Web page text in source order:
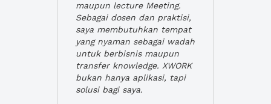
maupun lecture Meeting.
Sebagai dosen dan praktisi,
saya membutuhkan tempat
yang nyaman sebagai wadah
untuk berbisnis maupun
transfer knowledge. XWORK
bukan hanya aplikasi, tapi
solusi bagi saya.